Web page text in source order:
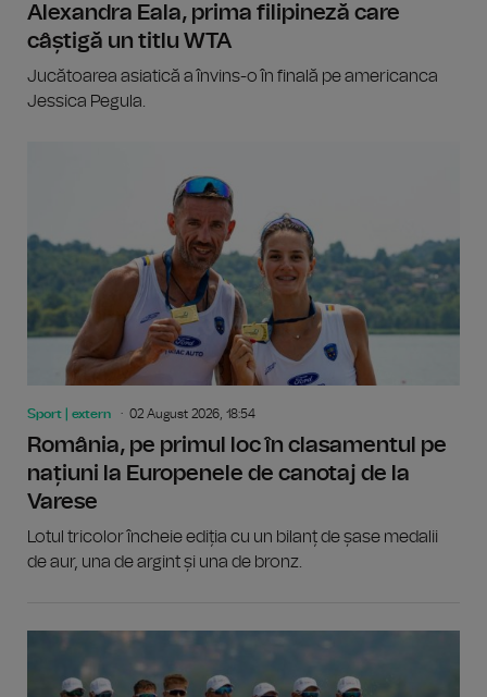
Alexandra Eala, prima filipineză care
câștigă un titlu WTA
Jucătoarea asiatică a învins-o în finală pe americanca
Jessica Pegula.
Sport | extern 02 August 2026, 18:54
România, pe primul loc în clasamentul pe
națiuni la Europenele de canotaj de la
Varese
Lotul tricolor încheie ediția cu un bilanț de șase medalii
de aur, una de argint și una de bronz.